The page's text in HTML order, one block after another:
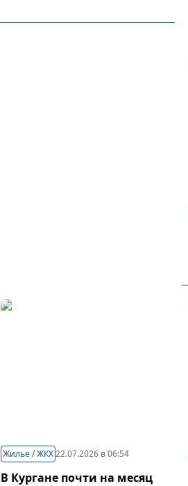
Жилье / ЖКХ22.07.2026 в 06:54
В Кургане почти на месяц